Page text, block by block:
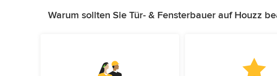
Warum sollten Sie Tür- & Fensterbauer auf Houzz